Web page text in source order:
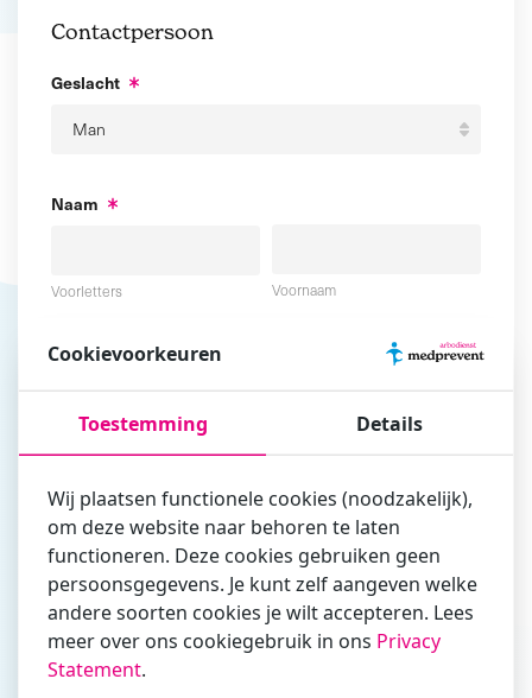
Contactpersoon
Geslacht
Naam
Voorletters Voornaam
Tussenvoegsel Achternaam
E-mailadres
zakelijk/administratief correspondeert
Is de contactpersoon ook een cursist?
Ja
Nee
Cookievoorkeuren
Toestemming Details
Wij plaatsen functionele cookies (noodzakelijk),
om deze website naar behoren te laten
functioneren. Deze cookies gebruiken geen
persoonsgegevens. Je kunt zelf aangeven welke
andere soorten cookies je wilt accepteren. Lees
meer over ons cookiegebruik in ons Privacy
Statement.